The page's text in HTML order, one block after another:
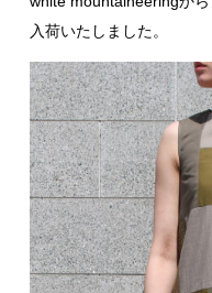
入荷いたしました。